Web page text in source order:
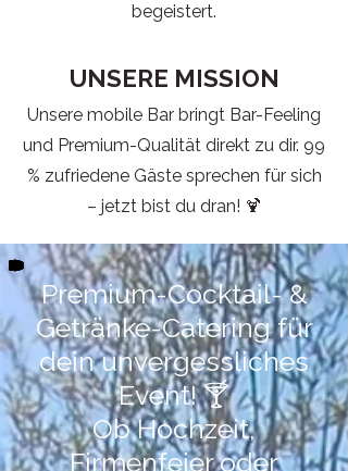
begeistert.
UNSERE MISSION
Unsere mobile Bar bringt Bar-Feeling
und Premium-Qualität direkt zu dir. 99
% zufriedene Gäste sprechen für sich
– jetzt bist du dran! 🍹
Premium-Cocktail- &
Getränke-Catering für
dein unvergessliches
Event! 🍸
Ob Hochzeit,
Firmenfeier oder